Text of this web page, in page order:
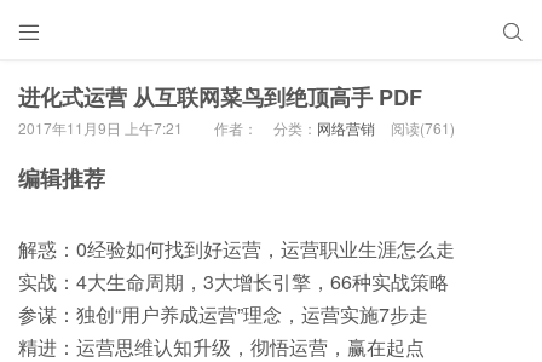
 
进化式运营 从互联网菜鸟到绝顶高手 PDF
2017年11月9日 上午7:21 作者： 分类： 网络营销 阅读(761)
编辑推荐
解惑：0经验如何找到好运营，运营职业生涯怎么走
实战：4大生命周期，3大增长引擎，66种实战策略
参谋：独创“用户养成运营”理念，运营实施7步走
精进：运营思维认知升级，彻悟运营，赢在起点